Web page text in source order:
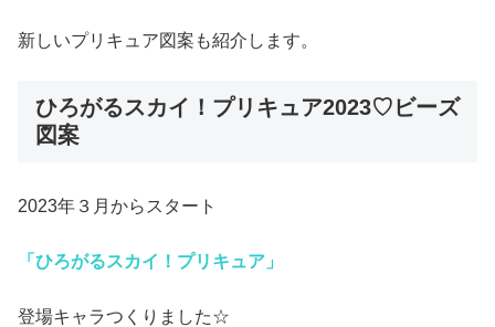
新しいプリキュア図案も紹介します。
ひろがるスカイ！プリキュア2023♡ビーズ
図案
2023年３月からスタート
「ひろがるスカイ！プリキュア」
登場キャラつくりました☆